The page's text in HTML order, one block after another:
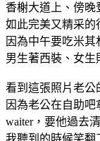
香榭大道上、傍晚
如此完美又精采
因為中午要吃米
男生著西裝、女
看到這張照片老公
因為老公在自助
waiter，要他過去
我聽到的時候笑翻